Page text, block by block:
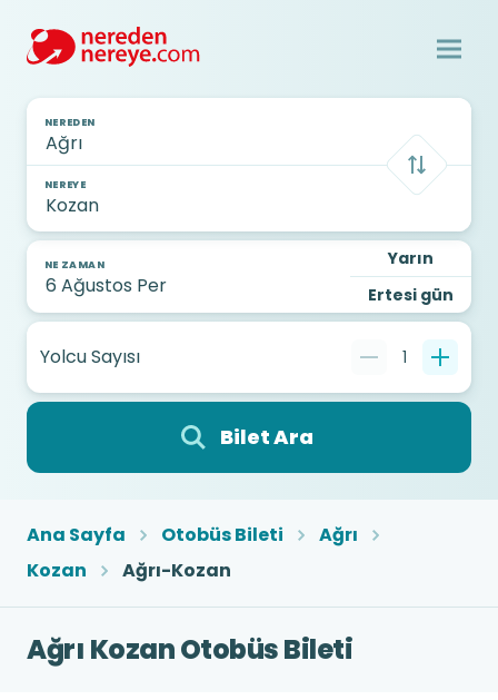
NEREDEN
NEREYE
NE ZAMAN
Yarın
Ertesi gün
Yolcu Sayısı 1
Bilet Ara
Ana Sayfa Otobüs Bileti
Ağrı
Kozan
Ağrı-Kozan
Ağrı Kozan Otobüs Bileti